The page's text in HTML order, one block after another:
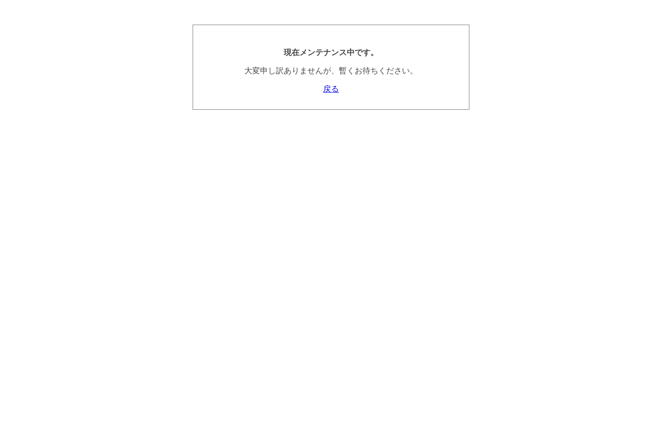
現在メンテナンス中です。
大変申し訳ありませんが、暫くお待ちください。
戻る